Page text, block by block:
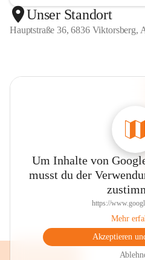
Unser Standort
Hauptstraße 36, 6836 Viktorsberg,
Um Inhalte von
musst du der
https://
Mehr
Akzeptieren